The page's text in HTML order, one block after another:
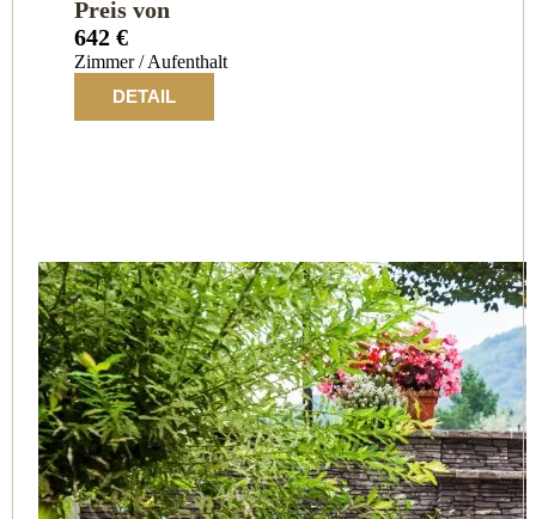
Preis von
642 €
Zimmer / Aufenthalt
DETAIL